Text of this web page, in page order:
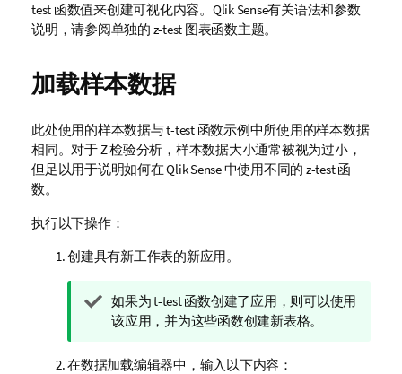
test 函数值来创建可视化内容。 Qlik Sense有关语法和参数
说明，请参阅单独的 z-test 图表函数主题。
加载样本数据
此处使用的样本数据与t-test函数示例中所使用的样本数据
相同。对于 Z 检验分析，样本数据大小通常被视为过小，
但足以用于说明如何在Qlik Sense中使用不同的 z-test函
数。
执行以下操作：
创建具有新工作表的新应用。
提
示
释
如果为t-test函数创建了应用，则可以使用
该应用，并为这些函数创建新表格。
在数据加载编辑器中，输入以下内容：